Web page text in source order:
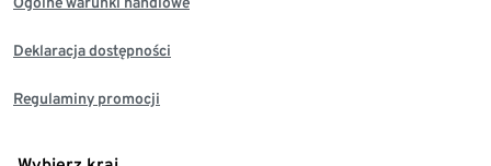
Deklaracja dostępności
Regulaminy promocji